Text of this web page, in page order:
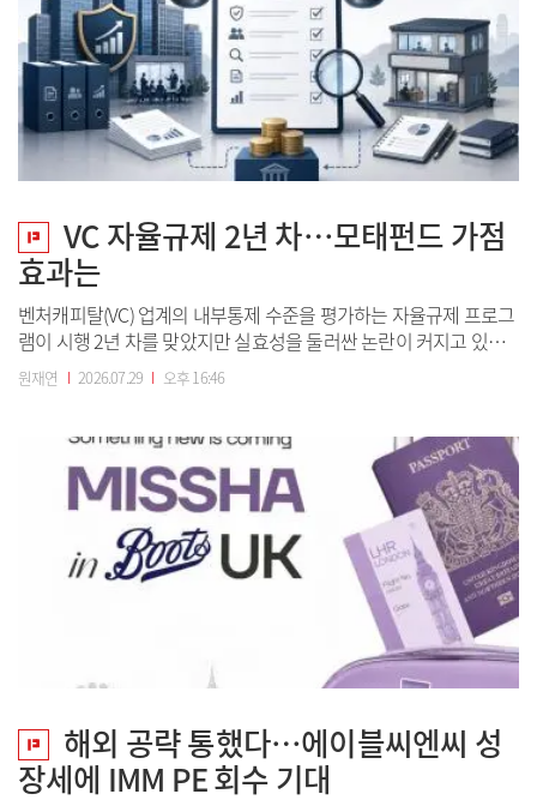
VC 자율규제 2년 차…모태펀드 가점
효과는
벤처캐피탈(VC) 업계의 내부통제 수준을 평가하는 자율규제 프로그
램이 시행 2년 차를 맞았지만 실효성을 둘러싼 논란이 커지고 있다.
올해부터 우수등급 운용사에 모태펀드 출자사업 가점이 주어지면서
제도의 영향력은 커졌지만, 평가가 중대형 운용사에 유리한 구조라
문도 적지 않다. 29일 벤처투자업...
원재연 I 2026.07.29 I 오후 16:46
해외 공략 통했다…에이블씨엔씨 성
장세에 IMM PE 회수 기대